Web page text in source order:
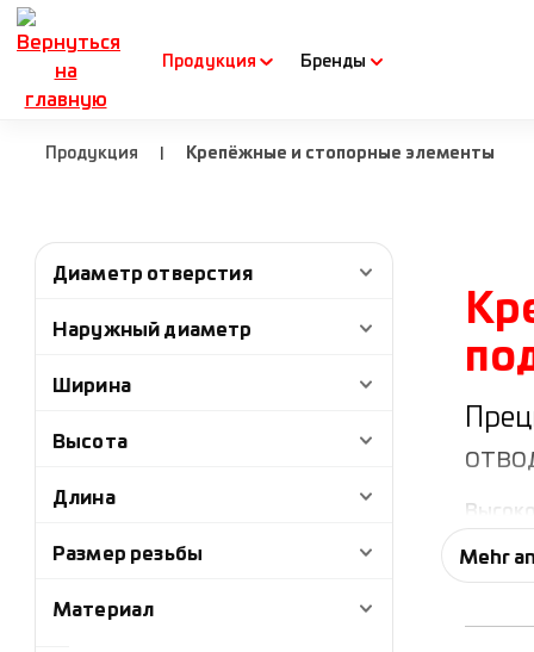
к основному содержанию
Перейти к поиску
Перейти к основной навигации
Продукция Бренды
Продукция | Крепёжные и стопорные элементы
Диаметр отверстия
Наружный диаметр
Ширина
Высота
Длина
Размер резьбы
Материал
Mehr